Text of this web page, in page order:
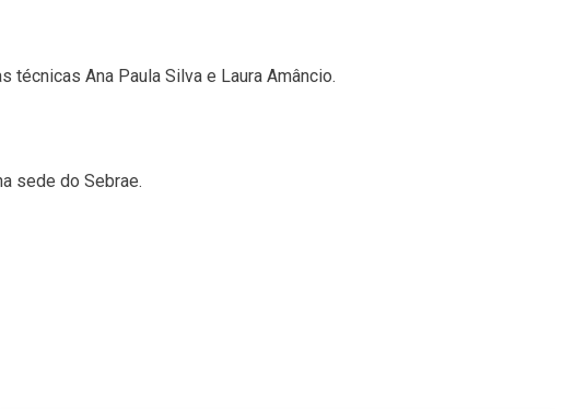
Ana Paula Silva e Laura Amâncio.
sede do Sebrae.